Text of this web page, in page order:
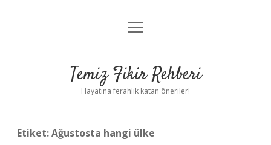
Anasayfa
Yasal Uyarı
menüyü
Temiz Fikir Rehberi
Hayatına ferahlık katan öneriler!
Etiket:Ağustosta hangi ülke